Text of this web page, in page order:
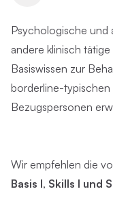
Psychologische und
andere klinisch
Basiswissen zur
borderline-typischen
Bezugspersonen
Wir empfehlen die
Basis I, Skills I und